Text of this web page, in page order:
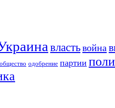
властьвойна
общество одобрение партии